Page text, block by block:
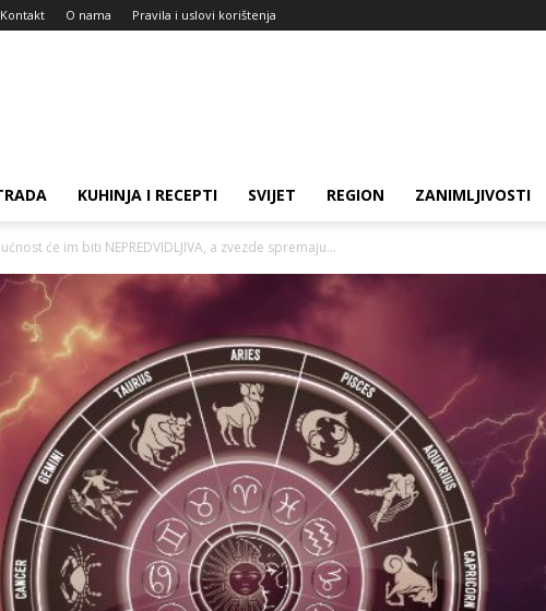
Kontakt O nama Pravila i uslovi korištenja
KUHINJA I RECEPTI SVIJET REGION ZANIMLJIVOSTI
će im biti NEPREDVIDLJIVA, a zvezde spremaju...